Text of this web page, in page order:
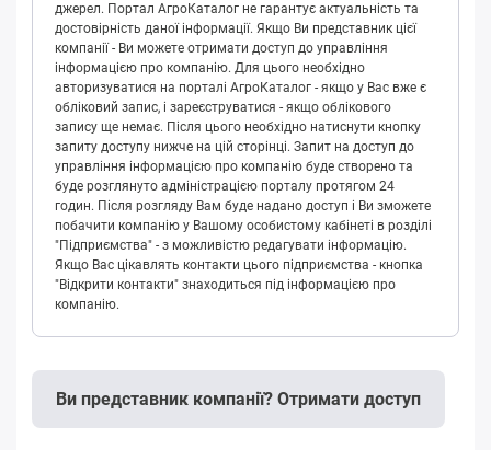
джерел. Портал АгроКаталог не гарантує актуальність та
достовірність даної інформації. Якщо Ви представник цієї
компанії - Ви можете отримати доступ до управління
інформацією про компанію. Для цього необхідно
авторизуватися на порталі АгроКаталог - якщо у Вас вже є
обліковий запис, і зареєструватися - якщо облікового
запису ще немає. Після цього необхідно натиснути кнопку
запиту доступу нижче на цій сторінці. Запит на доступ до
управління інформацією про компанію буде створено та
буде розглянуто адміністрацією порталу протягом 24
годин. Після розгляду Вам буде надано доступ і Ви зможете
побачити компанію у Вашому особистому кабінеті в розділі
"Підприємства" - з можливістю редагувати інформацію.
Якщо Вас цікавлять контакти цього підприємства - кнопка
"Відкрити контакти" знаходиться під інформацією про
компанію.
Ви представник компанії? Отримати доступ